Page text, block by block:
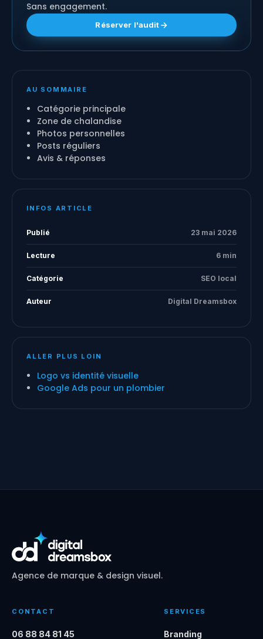
Sans engagement.
Réserver l'audit
AU SOMMAIRE
Catégorie principale
Zone de chalandise
Photos personnelles
Posts réguliers
Avis & réponses
INFOS ARTICLE
Publié 23 mai 2026
Lecture 6 min
Catégorie SEO local
Auteur Digital Dreamsbox
ALLER PLUS LOIN
Logo vs identité visuelle
Google Ads pour un plombier
Agence de marque & design visuel.
SERVICES
Branding
CONTACT
06 88 84 81 45